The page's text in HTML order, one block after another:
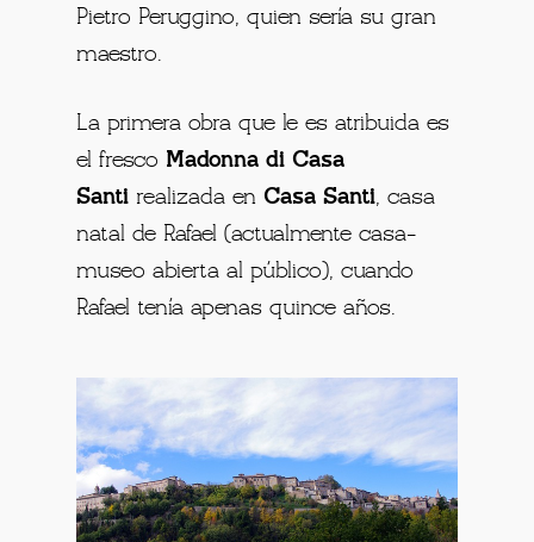
Pietro Peruggino, quien sería su gran
maestro.
La primera obra que le es atribuida es
el fresco Madonna di Casa
Santi realizada enCasa Santi, casa
natal de Rafael (actualmente casa-
museo abierta al público), cuando
Rafael tenía apenas quince años.